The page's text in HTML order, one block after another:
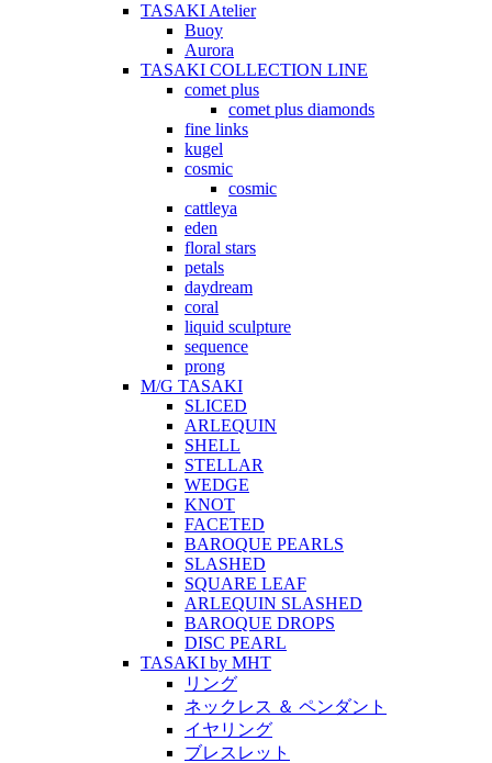
TASAKI Atelier
Buoy
Aurora
TASAKI COLLECTION LINE
comet plus
comet plus diamonds
fine links
kugel
cosmic
cosmic
cattleya
eden
floral stars
petals
daydream
coral
liquid sculpture
sequence
prong
M/G TASAKI
SLICED
ARLEQUIN
SHELL
STELLAR
WEDGE
KNOT
FACETED
BAROQUE PEARLS
SLASHED
SQUARE LEAF
ARLEQUIN SLASHED
BAROQUE DROPS
DISC PEARL
TASAKI by MHT
リング
ネックレス ＆ ペンダント
イヤリング
ブレスレット